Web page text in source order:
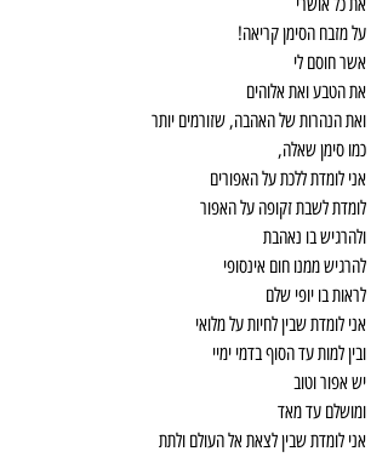
על מזבח הסימן קריאה!
אשר חוסם לי
את הטבע ואת אלוהים
ואת הנהרות של האהבה, שזורמים יותר
כמו סימן שאלה,
אני לומדת ללכת על האפורים
לומדת לשבת זקופה על האפור
ולהרגיש בו נאהבת
להרגיש ממנו חום אינסופי
לראות בו יופי שלם
אני לומדת שבין לחיות על מלואי
ובין למות עד הסוף בדמי ימיי
יש אפור וטוב
ומושלם עד מאד
אני לומדת שבין לצאת אל העולם ולתת